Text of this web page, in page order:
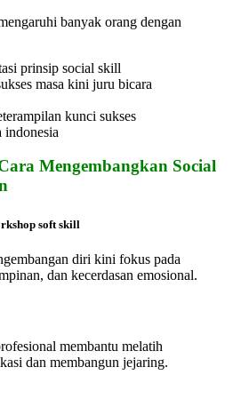
banyak orang dengan
kunci sukses
indonesia
Mengembangkan Social
soft skill
diri kini fokus pada
dan kecerdasan emosional.
membantu melatih
dan membangun jejaring.